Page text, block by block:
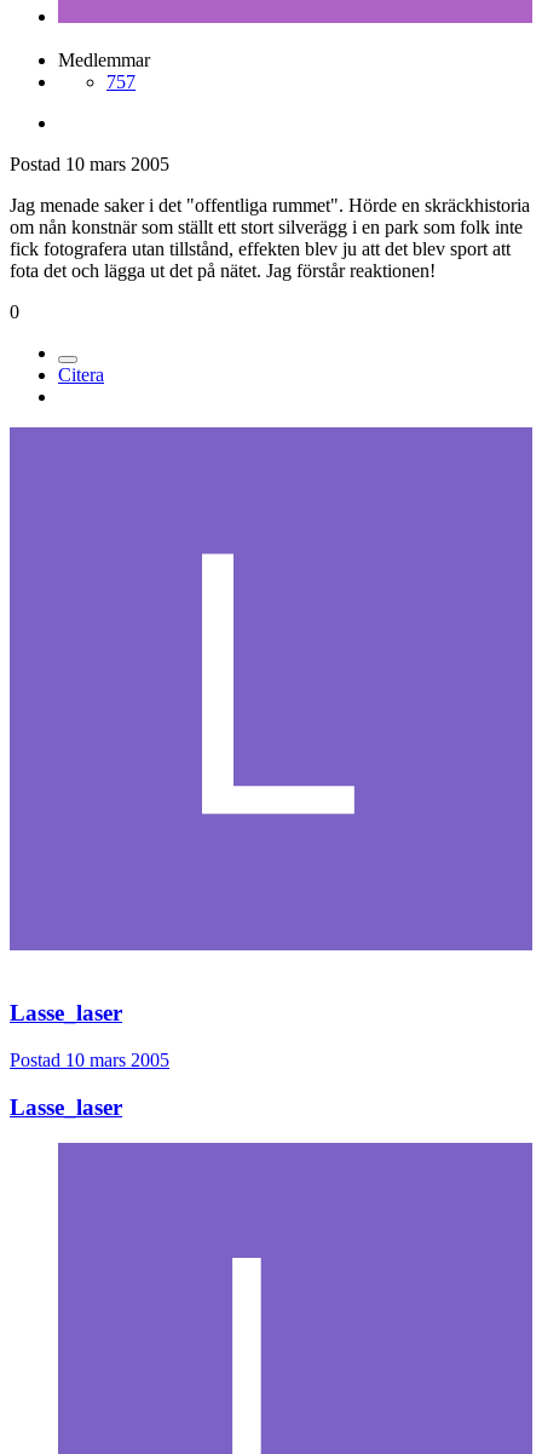
Medlemmar
757
Postad 10 mars 2005
Jag menade saker i det "offentliga rummet". Hörde en skräckhistoria
om nån konstnär som ställt ett stort silverägg i en park som folk inte
fick fotografera utan tillstånd, effekten blev ju att det blev sport att
fota det och lägga ut det på nätet. Jag förstår reaktionen!
0
Citera
Lasse_laser
Postad 10 mars 2005
Lasse_laser